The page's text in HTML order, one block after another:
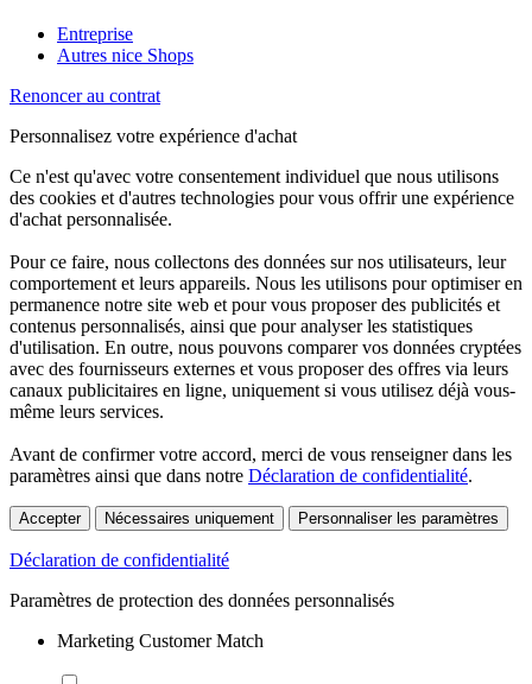
Entreprise
Autres nice Shops
Renoncer au contrat
Personnalisez votre expérience d'achat
Ce n'est qu'avec votre consentement individuel que nous utilisons
des cookies et d'autres technologies pour vous offrir une expérience
d'achat personnalisée.
Pour ce faire, nous collectons des données sur nos utilisateurs, leur
comportement et leurs appareils. Nous les utilisons pour optimiser en
permanence notre site web et pour vous proposer des publicités et
contenus personnalisés, ainsi que pour analyser les statistiques
d'utilisation. En outre, nous pouvons comparer vos données cryptées
avec des fournisseurs externes et vous proposer des offres via leurs
canaux publicitaires en ligne, uniquement si vous utilisez déjà vous-
même leurs services.
Avant de confirmer votre accord, merci de vous renseigner dans les
paramètres ainsi que dans notre Déclaration de confidentialité.
Accepter Nécessaires uniquement Personnaliser les paramètres
Déclaration de confidentialité
Paramètres de protection des données personnalisés
Marketing Customer Match